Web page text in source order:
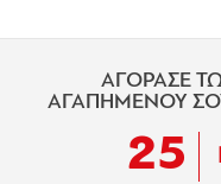
ΑΓΟΡΑΣΕ
ΑΓΑΠΗΜΕΝΟΥ
25